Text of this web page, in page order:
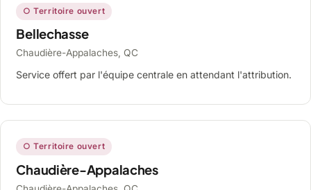
○ Territoire ouvert
Bellechasse
Chaudière-Appalaches, QC
Service offert par l'équipe centrale en attendant l'attribution.
○ Territoire ouvert
Chaudière-Appalaches